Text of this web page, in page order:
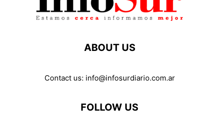
ABOUT US
Contact us: info@infosurdiario.com.ar
FOLLOW US